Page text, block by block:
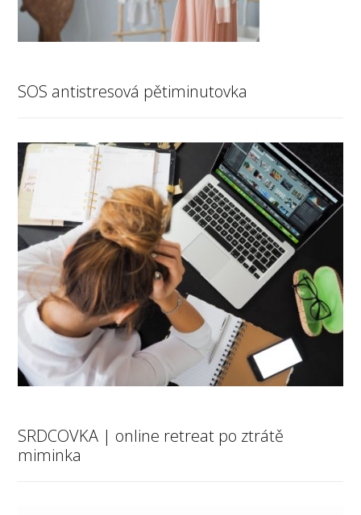
SOS antistresová pětiminutovka
SRDCOVKA | online retreat po ztrátě
miminka